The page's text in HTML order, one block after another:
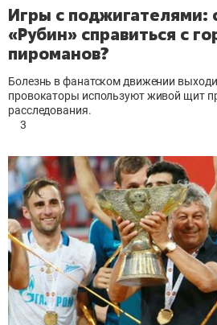
Игры с поджигателями:
«Рубин» справиться с
пироманов?
Болезнь в фанатском движении
провокаторы используют живой щит
расследования.
3